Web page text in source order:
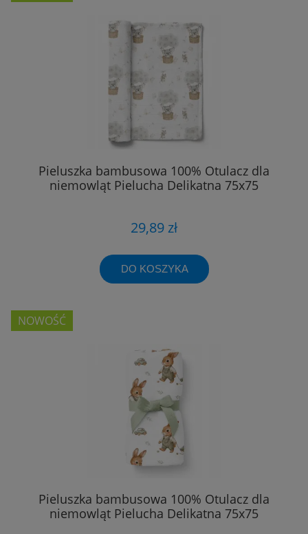
Pieluszka bambusowa 100% Otulacz dla
niemowląt Pielucha Delikatna 75x75
29,89 zł
DO KOSZYKA
Pieluszka bambusowa 100% Otulacz dla
niemowląt Pielucha Delikatna 75x75
NOWOŚĆ